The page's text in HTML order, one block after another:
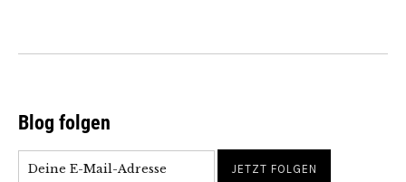
Blog folgen